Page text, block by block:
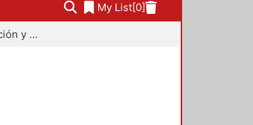
My List[0]
Maestría en Planeación y Políticas Metropolitanas